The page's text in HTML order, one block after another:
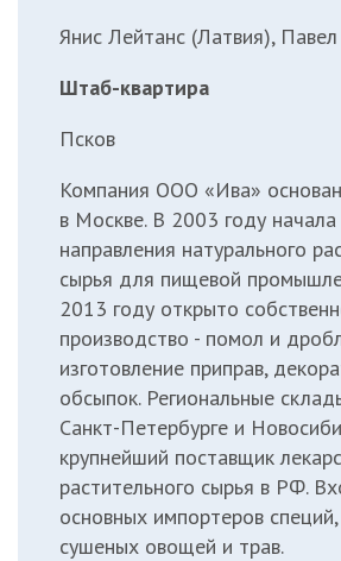
Янис Лейтанс (Латвия),
Штаб-квартира
Псков
Компания ООО «Ива»
в Москве. В 2003 году начала
направления натурального
сырья для пищевой
2013 году открыто
производство - помол и
изготовление приправ,
обсыпок. Региональные
Санкт-Петербурге и
крупнейший поставщик
растительного сырья в РФ.
основных импортеров
сушеных овощей и трав.